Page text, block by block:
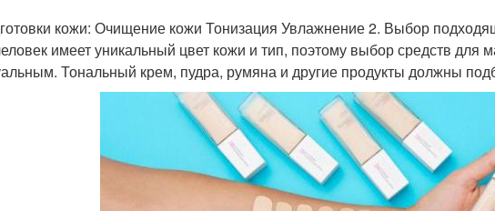
макияж
Макияж под разные
случаи
Продукты для макияжа
Советы для вечернего
макияжа
Тематический макияж
кожи: Очищение кожи Тонизация Увлажнение 2. Выбор
имеет уникальный цвет кожи и тип, поэтому выбор средств для
Тональный крем, пудра, румяна и другие продукты должны